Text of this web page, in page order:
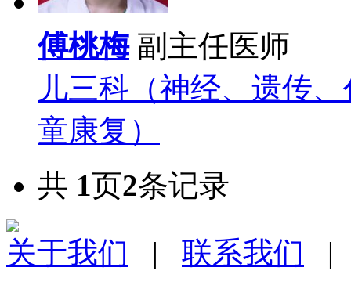
傅桃梅副主任医师
儿三科（神经、遗传
童康复）
共 1页2条记录
关于我们 | 联系我们